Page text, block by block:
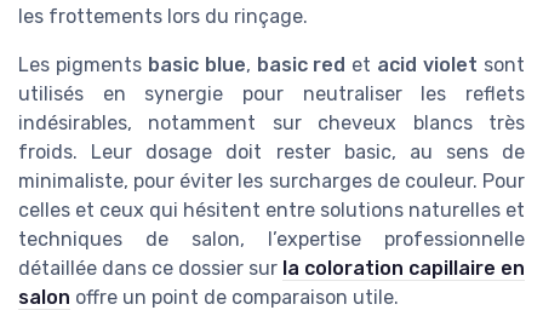
les frottements lors du rinçage.
Les pigments basic blue, basic red et acid violet sont
utilisés en synergie pour neutraliser les reflets
indésirables, notamment sur cheveux blancs très
froids. Leur dosage doit rester basic, au sens de
minimaliste, pour éviter les surcharges de couleur. Pour
celles et ceux qui hésitent entre solutions naturelles et
techniques de salon, l’expertise professionnelle
détaillée dans ce dossier sur la coloration capillaire en
salon offre un point de comparaison utile.